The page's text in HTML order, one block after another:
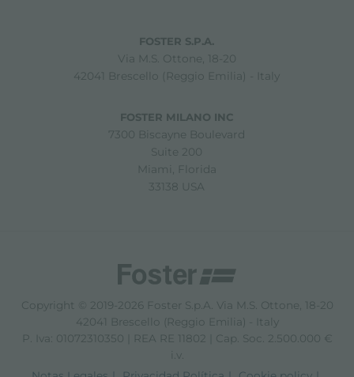
FOSTER S.P.A.
Via M.S. Ottone, 18-20
42041 Brescello (Reggio Emilia) - Italy
FOSTER MILANO INC
7300 Biscayne Boulevard
Suite 200
Miami, Florida
33138 USA
Copyright © 2019-2026 Foster S.p.A. Via M.S. Ottone, 18-20
42041 Brescello (Reggio Emilia) - Italy
P. Iva: 01072310350 | REA RE 11802 | Cap. Soc. 2.500.000 €
i.v.